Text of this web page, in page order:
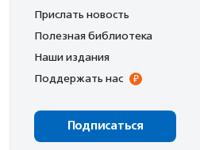
Прислать новость
Полезная библиотека
Наши издания
Поддержать нас
Подписаться